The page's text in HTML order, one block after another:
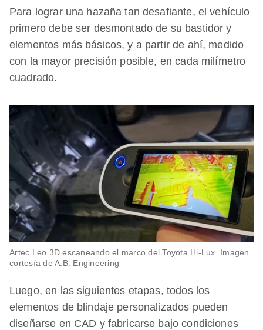
Para lograr una hazaña tan desafiante, el vehículo
primero debe ser desmontado de su bastidor y
elementos más básicos, y a partir de ahí, medido
con la mayor precisión posible, en cada milímetro
cuadrado.
Artec Leo 3D escaneando el marco del Toyota Hi-Lux. Imagen
cortesía de A.B. Engineering
Luego, en las siguientes etapas, todos los
elementos de blindaje personalizados pueden
diseñarse en CAD y fabricarse bajo condiciones